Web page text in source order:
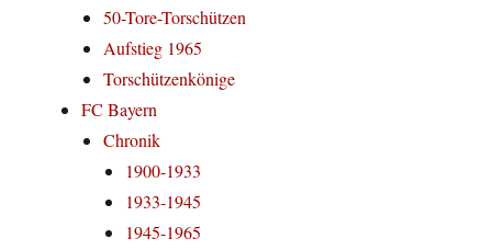
50-Tore-Torschützen
Aufstieg 1965
Torschützenkönige
FC Bayern
Chronik
1900-1933
1933-1945
1945-1965